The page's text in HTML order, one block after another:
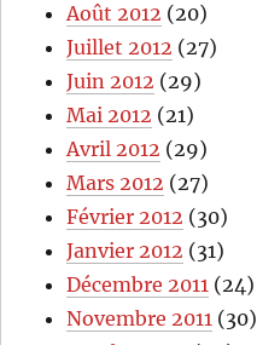
Août 2012 (20)
Juillet 2012 (27)
Juin 2012 (29)
Mai 2012 (21)
Avril 2012 (29)
Mars 2012 (27)
Février 2012 (30)
Janvier 2012 (31)
Décembre 2011 (24)
Novembre 2011 (30)